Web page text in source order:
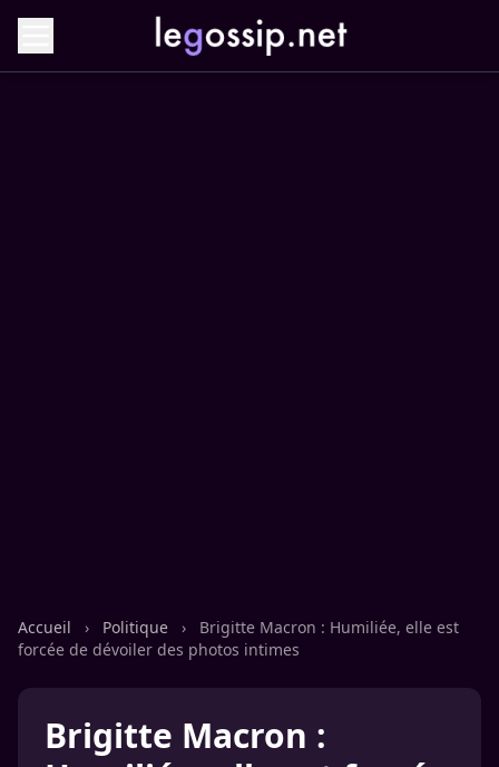
Accueil › Politique ›
Brigitte Macron : Humiliée, elle est
forcée de dévoiler des photos intimes
Brigitte Macron :